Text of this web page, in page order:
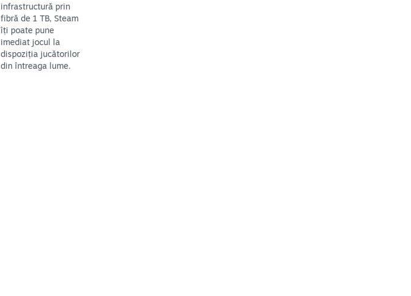
infrastructură prin
fibră de 1 TB, Steam
îți poate pune
imediat jocul la
dispoziția jucătorilor
din întreaga lume.